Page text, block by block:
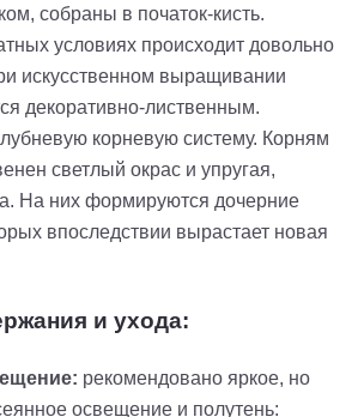
собраны в початок-кисть.
условиях происходит довольно
искусственном выращивании
декоративно-лиственным.
корневую систему. Корням
светлый окрас и упругая,
На них формируются дочерние
впоследствии вырастает новая
и ухода:
рекомендовано яркое, но
освещение и полутень: